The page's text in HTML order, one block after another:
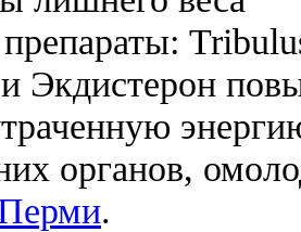
Экдистерон
органов,
.